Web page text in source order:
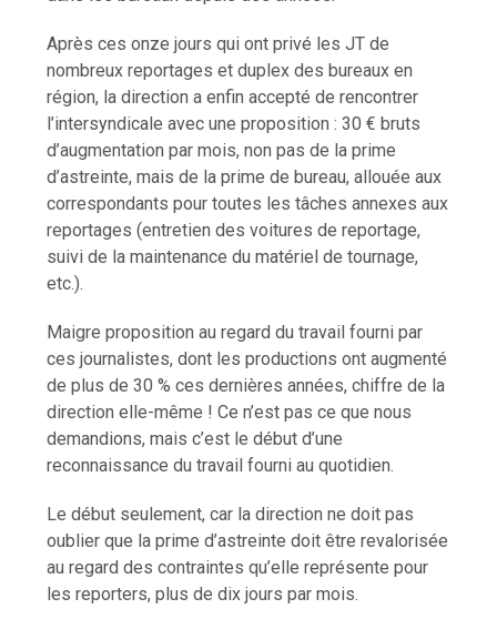
Après ces onze jours qui ont privé les JT de
nombreux reportages et duplex des bureaux en
région, la direction a enfin accepté de rencontrer
l’intersyndicale avec une proposition : 30 € bruts
d’augmentation par mois, non pas de la prime
d’astreinte, mais de la prime de bureau, allouée aux
correspondants pour toutes les tâches annexes aux
reportages (entretien des voitures de reportage,
suivi de la maintenance du matériel de tournage,
etc.).
Maigre proposition au regard du travail fourni par
ces journalistes, dont les productions ont augmenté
de plus de 30 % ces dernières années, chiffre de la
direction elle-même ! Ce n’est pas ce que nous
demandions, mais c’est le début d’une
reconnaissance du travail fourni au quotidien.
Le début seulement, car la direction ne doit pas
oublier que la prime d’astreinte doit être revalorisée
au regard des contraintes qu’elle représente pour
les reporters, plus de dix jours par mois.